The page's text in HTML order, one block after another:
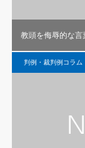
教頭を侮辱的な
判例・裁判例コラム